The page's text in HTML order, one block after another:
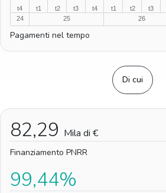
t4
24
t1
25
t2 t3 t4
t1
26
t2 t3
Pagamenti nel tempo
Di cui
82,29 Mila di €
Finanziamento PNRR
99,44%